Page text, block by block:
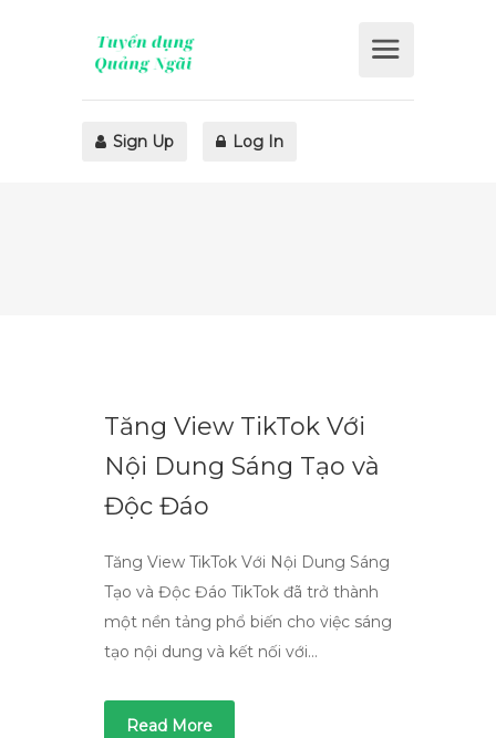
Sign Up Log In
Tăng View TikTok Với
Nội Dung Sáng Tạo và
Độc Đáo
Tăng View TikTok Với Nội Dung Sáng
Tạo và Độc Đáo TikTok đã trở thành
một nền tảng phổ biến cho việc sáng
tạo nội dung và kết nối với…
Read More